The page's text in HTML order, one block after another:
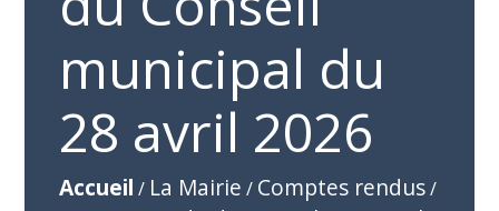
municipal du
28 avril 2026
Accueil / La Mairie / Comptes rendus/